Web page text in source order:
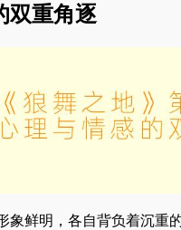
双重角逐
象鲜明，各自背负着沉重